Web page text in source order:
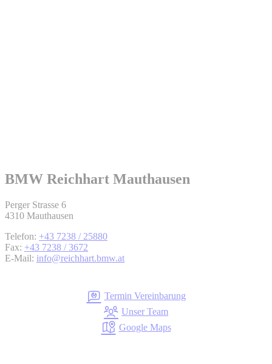
BMW Reichhart Mauthausen
Perger Strasse 6
4310 Mauthausen
Telefon: +43 7238 / 25880
Fax: +43 7238 / 3672
E-Mail: info@reichhart.bmw.at
Termin Vereinbarung
Unser Team
Google Maps